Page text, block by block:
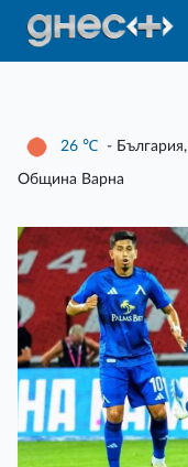
26 ℃ - България,
Община Варна